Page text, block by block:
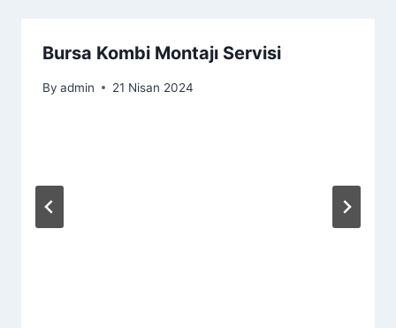
Bursa Kombi Montajı Servisi
By admin 21 Nisan 2024